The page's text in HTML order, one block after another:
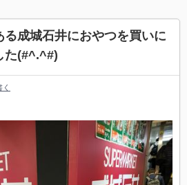
る成城石井におやつを買いに
た(#^.^#)